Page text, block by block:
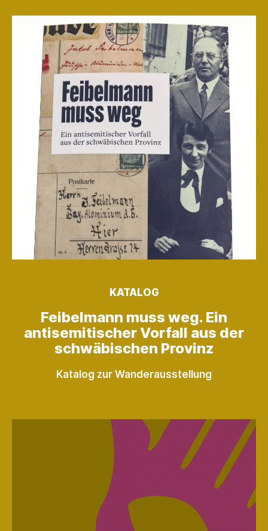
KATALOG
Feibelmann muss weg. Ein
antisemitischer Vorfall aus der
schwäbischen Provinz
Katalog zur Wanderausstellung